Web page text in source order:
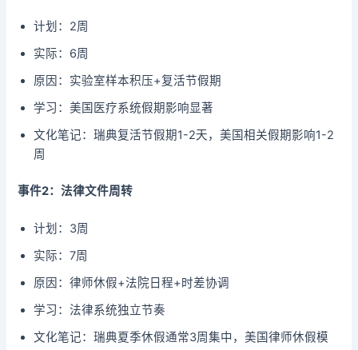
计划：2周
实际：6周
原因：实验室样本积压+复活节假期
学习：美国医疗系统假期影响显著
文化笔记：瑞典复活节假期1-2天，美国相关假期影响1-2
周
事件2：法律文件周转
计划：3周
实际：7周
原因：律师休假+法院日程+时差协调
学习：法律系统独立节奏
文化笔记：瑞典夏季休假通常3周集中，美国律师休假模